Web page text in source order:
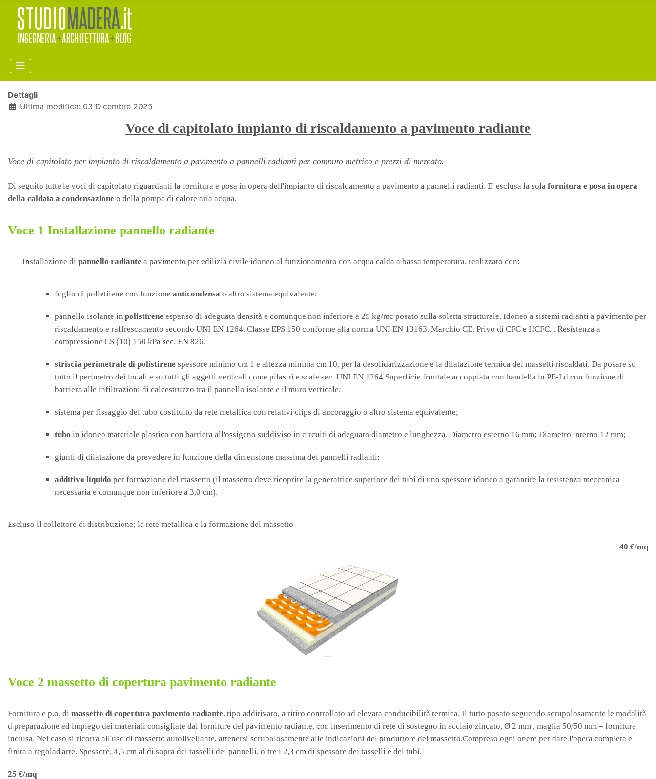
Dettagli
Ultima modifica: 03 Dicembre 2025
Voce di capitolato impianto di riscaldamento a pavimento radiante
Voce di capitolato per impianto di riscaldamento a pavimento a pannelli radianti per computo metrico e prezzi di mercato.
Di seguito tutte le voci di capitolato riguardanti la fornitura e posa in opera dell'impianto di riscaldamento a pavimento a pannelli radianti. E' esclusa la sola fornitura e posa in opera
della caldaia a condensazione o della pompa di calore aria acqua.
Voce 1 Installazione pannello radiante
Installazione di pannello radiante a pavimento per edilizia civile idoneo al funzionamento con acqua calda a bassa temperatura, realizzato con:
foglio di polietilene con funzione anticondensa o altro sistema equivalente;
pannello isolante in polistirene espanso di adeguata densità e comunque non inferiore a 25 kg/mc posato sulla soletta strutturale. Idoneo a sistemi radianti a pavimento per
riscaldamento e raffrescamento secondo UNI EN 1264. Classe EPS 150 conforme alla norma UNI EN 13163. Marchio CE. Privo di CFC e HCFC. . Resistenza a
compressione CS (10) 150 kPa sec. EN 826.
striscia perimetrale di polistirene spessore minimo cm 1 e altezza minima cm 10, per la desolidarizzazione e la dilatazione termica dei massetti riscaldati. Da posare su
tutto il perimetro dei locali e su tutti gli aggetti verticali come pilastri e scale sec. UNI EN 1264.Superficie frontale accoppiata con bandella in PE-Ld con funzione di
barriera alle infiltrazioni di calcestruzzo tra il pannello isolante e il muro verticale;
sistema per fissaggio del tubo costituito da rete metallica con relativi clips di ancoraggio o altro sistema equivalente;
tubo in idoneo materiale plastico con barriera all'ossigeno suddiviso in circuiti di adeguato diametro e lunghezza. Diametro esterno 16 mm; Diametro interno 12 mm;
giunti di dilatazione da prevedere in funzione della dimensione massima dei pannelli radianti;
additivo liquido per formazione del massetto (il massetto deve ricoprire la generatrice superiore dei tubi di uno spessore idoneo a garantire la resistenza meccanica
necessaria e comunque non inferiore a 3,0 cm).
Escluso il collettore di distribuzione; la rete metallica e la formazione del massetto
40 €/mq
Voce 2 massetto di copertura pavimento radiante
Fornitura e p.o. di massetto di copertura pavimento radiante, tipo additivato, a ritiro controllato ad elevata conducibilità termica. Il tutto posato seguendo scrupolosamente le modalità
d preparazione ed impiego dei materiali consigliate dal forniture del pavimento radiante, con inserimento di rete di sostegno in acciaio zincato, Ø 2 mm , maglia 50/50 mm – fornitura
inclusa. Nel caso si ricorra all'uso di massetto autolivellante, attenersi scrupolosamente alle indicazioni del produttore del massetto.Compreso ogni onere per dare l'opera completa e
finita a regolad'arte. Spessore, 4,5 cm al di sopra dei tasselli dei pannelli, oltre i 2,3 cm di spessore dei tasselli e dei tubi.
25 €/mq